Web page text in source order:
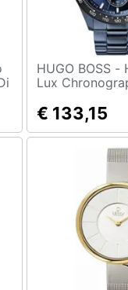
HUGO BOSS - Hero Sport
Lux
€ 133,15